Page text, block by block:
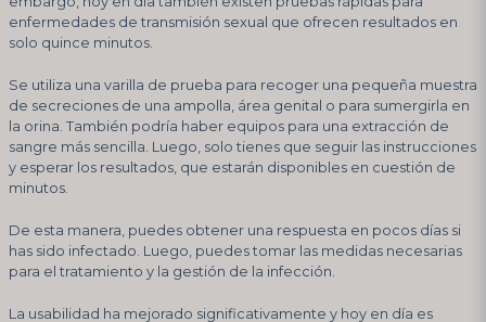
enfermedades de transmisión sexual que ofrecen resultados en
solo quince minutos.
Se utiliza una varilla de prueba para recoger una pequeña muestra
de secreciones de una ampolla, área genital o para sumergirla en
la orina. También podría haber equipos para una extracción de
sangre más sencilla. Luego, solo tienes que seguir las instrucciones
y esperar los resultados, que estarán disponibles en cuestión de
minutos.
De esta manera, puedes obtener una respuesta en pocos días si
has sido infectado. Luego, puedes tomar las medidas necesarias
para el tratamiento y la gestión de la infección.
La usabilidad ha mejorado significativamente y hoy en día es